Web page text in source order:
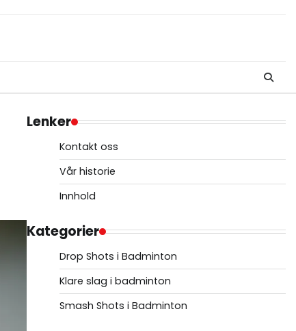
Lenker
Kontakt oss
Vår historie
Innhold
Kategorier
Drop Shots i Badminton
Klare slag i badminton
Smash Shots i Badminton